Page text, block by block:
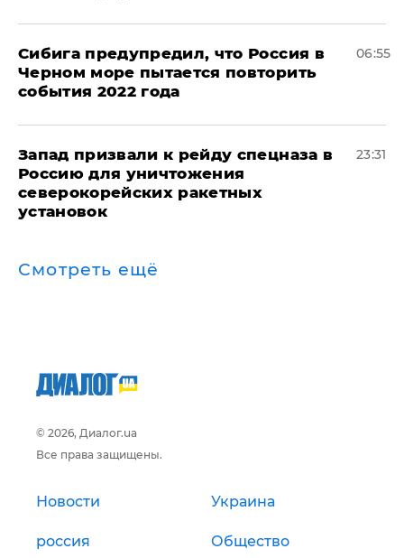
Сибига предупредил, что Россия в
Черном море пытается повторить
события 2022 года
06:55
Запад призвали к рейду спецназа в
Россию для уничтожения
северокорейских ракетных
установок
23:31
Смотреть ещё
© 2026, Диалог.ua
Все права защищены.
Новости Украина
россия Общество